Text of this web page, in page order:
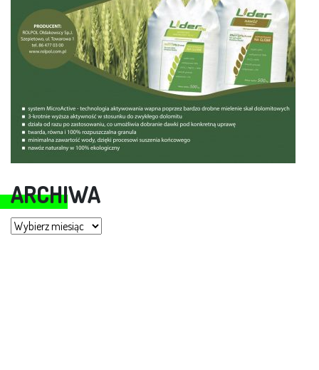
ARCHIWA
Archiwa